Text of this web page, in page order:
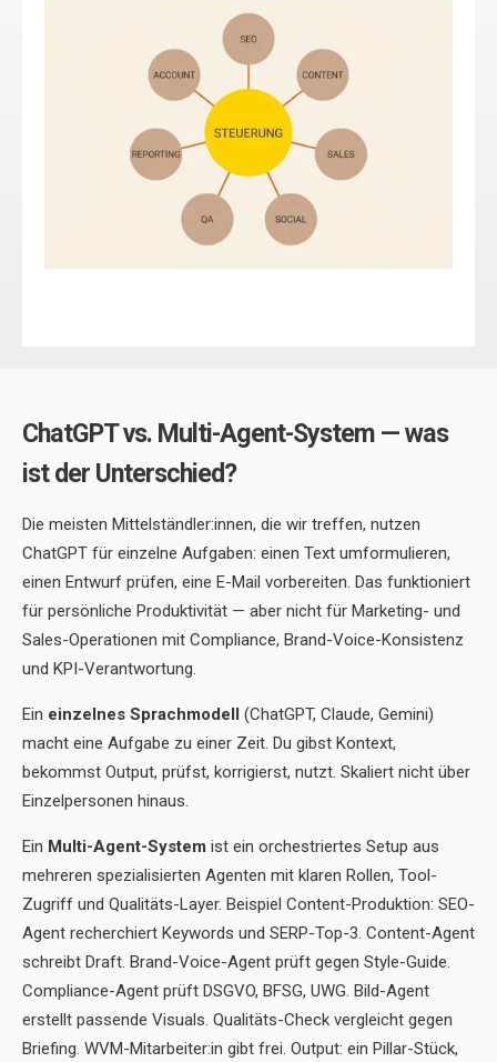
ChatGPT vs. Multi-Agent-System — was
ist der Unterschied?
Die meisten Mittelständler:innen, die wir treffen, nutzen
ChatGPT für einzelne Aufgaben: einen Text umformulieren,
einen Entwurf prüfen, eine E-Mail vorbereiten. Das funktioniert
für persönliche Produktivität — aber nicht für Marketing- und
Sales-Operationen mit Compliance, Brand-Voice-Konsistenz
und KPI-Verantwortung.
Ein einzelnes Sprachmodell
(ChatGPT, Claude, Gemini)
macht eine Aufgabe zu einer Zeit. Du gibst Kontext,
bekommst Output, prüfst, korrigierst, nutzt. Skaliert nicht über
Einzelpersonen hinaus.
Ein Multi-Agent-System ist ein orchestriertes Setup aus
mehreren spezialisierten Agenten mit klaren Rollen, Tool-
Zugriff und Qualitäts-Layer. Beispiel Content-Produktion: SEO-
Agent recherchiert Keywords und SERP-Top-3. Content-Agent
schreibt Draft. Brand-Voice-Agent prüft gegen Style-Guide.
Compliance-Agent prüft DSGVO, BFSG, UWG. Bild-Agent
erstellt passende Visuals. Qualitäts-Check vergleicht gegen
Briefing. WVM-Mitarbeiter:in gibt frei. Output: ein Pillar-Stück,